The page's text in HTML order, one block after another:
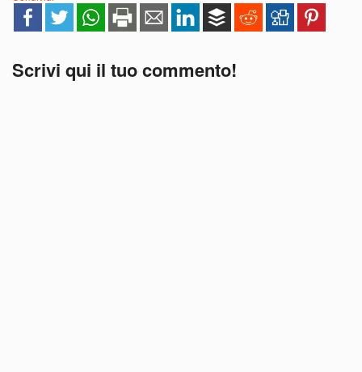
Scrivi qui il tuo commento!